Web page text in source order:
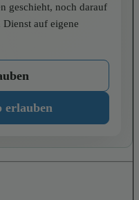
geschieht, noch darauf
auf eigene
erlauben